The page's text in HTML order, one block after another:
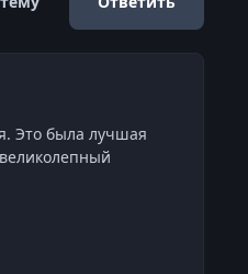
Это была лучшая